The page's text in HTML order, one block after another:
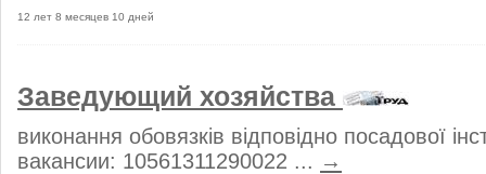
12 лет 8 месяцев 10 дней
Заведующий хозяйства
виконання обовязків відповідно посадової
вакансии: 10561311290022 ... →